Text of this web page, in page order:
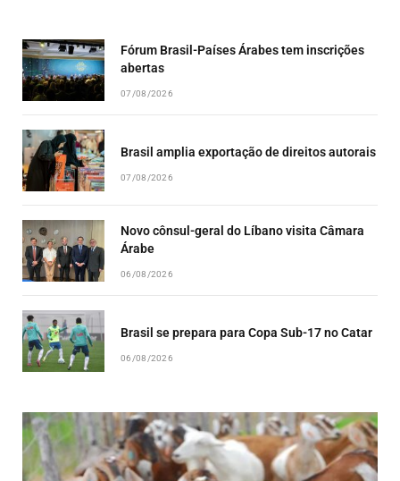
Fórum Brasil-Países Árabes tem inscrições
abertas
07/08/2026
Brasil amplia exportação de direitos autorais
07/08/2026
Novo cônsul-geral do Líbano visita Câmara
Árabe
06/08/2026
Brasil se prepara para Copa Sub-17 no Catar
06/08/2026